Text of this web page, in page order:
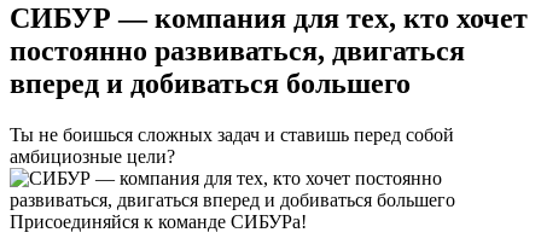
СИБУР — компания для тех, кто хочет
постоянно развиваться, двигаться
вперед и добиваться большего
Ты не боишься сложных задач и ставишь перед собой
амбициозные цели?
Присоединяйся к команде СИБУРа!